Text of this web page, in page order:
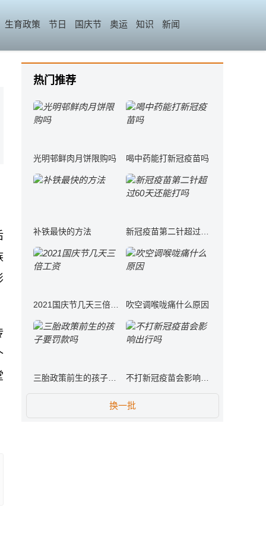
生育政策 节日 国庆节 奥运 知识 新闻
热门推荐
光明邨鲜肉月饼限购吗 喝中药能打新冠疫苗吗
补铁最快的方法
吹空调喉咙痛什么原因
换一批